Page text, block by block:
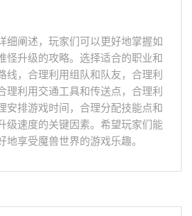
细阐述，玩家们可以更好地掌握如
怪升级的攻略。选择适合的职业和
线，合理利用组队和队友，合理利
理利用交通工具和传送点，合理利
安排游戏时间，合理分配技能点和
级速度的关键因素。希望玩家们能
享受魔兽世界的游戏乐趣。